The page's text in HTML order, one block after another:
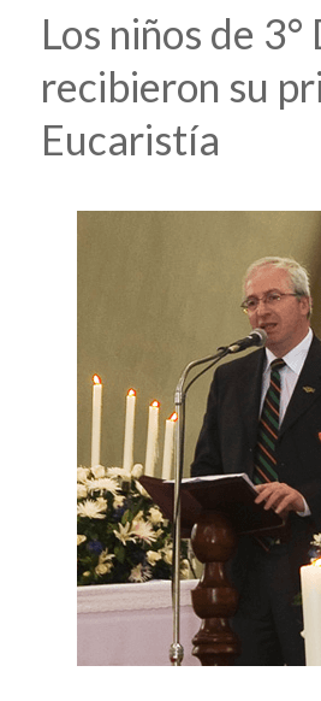
Los niños de
recibieron su
Eucaristía